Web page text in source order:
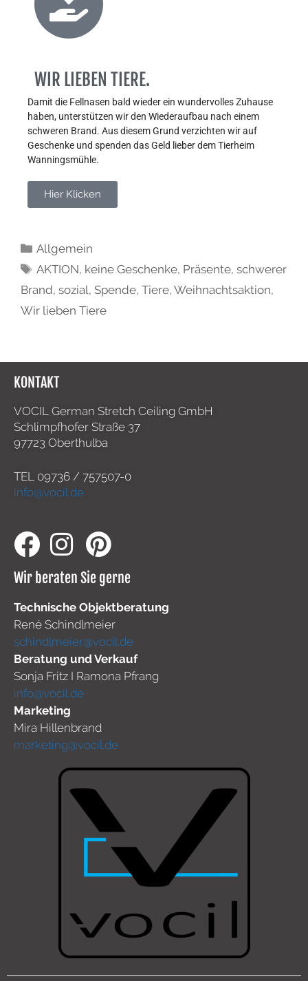
WIR LIEBEN TIERE.
Damit die Fellnasen bald wieder ein wundervolles Zuhause
haben, unterstützen wir den Wiederaufbau nach einem
schweren Brand. Aus diesem Grund verzichten wir auf
Geschenke und spenden das Geld lieber dem Tierheim
Wanningsmühle.
Hier Klicken
Allgemein
AKTION, keine Geschenke, Präsente,schwerer
Brand, sozial, Spende, Tiere, Weihnachtsaktion,
Wir lieben Tiere
KONTAKT
VOCIL German Stretch Ceiling GmbH
Schlimpfhofer Straße 37
97723 Oberthulba
TEL 09736 / 757507-0
info@vocil.de
Wir beraten Sie gerne
Technische Objektberatung
René Schindlmeier
schindlmeier@vocil.de
Beratung und Verkauf
Sonja Fritz I Ramona Pfrang
info@vocil.de
Marketing
Mira Hillenbrand
marketing@vocil.de